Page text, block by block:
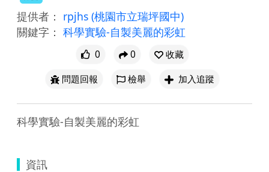
提供者： rpjhs (桃園市立瑞坪國中)
關鍵字： 科學實驗-自製美麗的彩虹
0 0
收藏
問題回報
檢舉 加入追蹤
科學實驗-自製美麗的彩虹
資訊